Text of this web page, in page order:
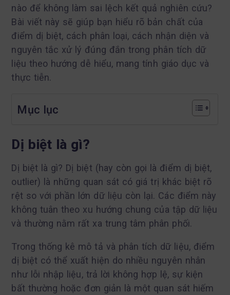
nào để không làm sai lệch kết quả nghiên cứu?
Bài viết này sẽ giúp bạn hiểu rõ bản chất của
điểm dị biệt, cách phân loại, cách nhận diện và
nguyên tắc xử lý đúng đắn trong phân tích dữ
liệu theo hướng dễ hiểu, mang tính giáo dục và
thực tiễn.
Mục lục
Dị biệt là gì?
Dị biệt là gì? Dị biệt (hay còn gọi là điểm dị biệt,
outlier) là những quan sát có giá trị khác biệt rõ
rệt so với phần lớn dữ liệu còn lại. Các điểm này
không tuân theo xu hướng chung của tập dữ liệu
và thường nằm rất xa trung tâm phân phối.
Trong thống kê mô tả và phân tích dữ liệu, điểm
dị biệt có thể xuất hiện do nhiều nguyên nhân
như lỗi nhập liệu, trả lời không hợp lệ, sự kiện
bất thường hoặc đơn giản là một quan sát hiếm